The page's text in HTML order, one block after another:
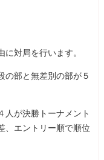
に対局を行います。
の部と無差別の部が５
人が決勝トーナメント
、エントリー順で順位